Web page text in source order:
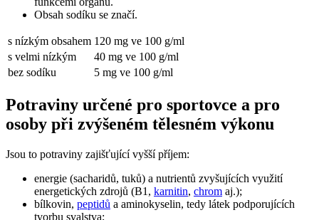
Obsah sodíku se značí.
s nízkým obsahem 120 mg ve 100 g/ml
s velmi nízkým
40 mg ve 100 g/ml
bez sodíku
5 mg ve 100 g/ml
Potraviny určené pro sportovce a pro
osoby při zvýšeném tělesném výkonu
Jsou to potraviny zajišťující vyšší příjem:
energie (sacharidů, tuků) a nutrientů zvyšujících využití
energetických zdrojů (B1, karnitin, chrom aj.);
bílkovin, peptidů a aminokyselin, tedy látek podporujících
tvorbu svalstva;